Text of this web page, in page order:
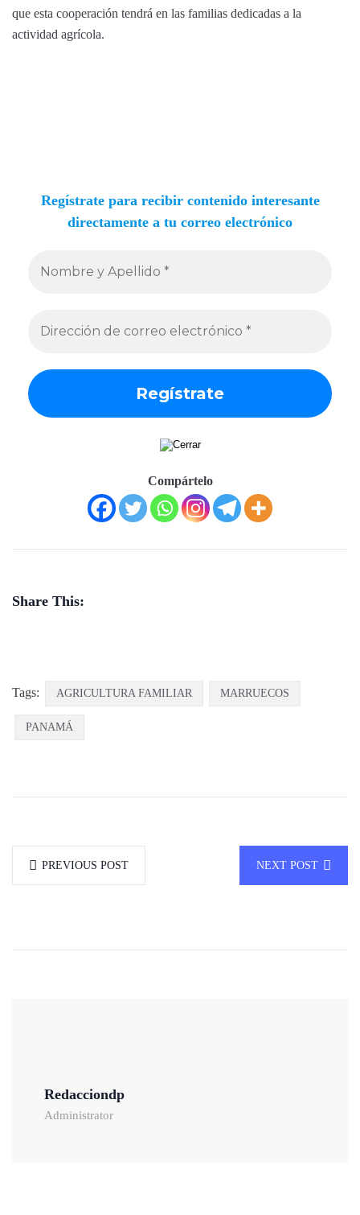
que esta cooperación tendrá en las familias dedicadas a la
actividad agrícola.
Regístrate para recibir contenido interesante
directamente a tu correo electrónico
Compártelo
Share This:
Tags: AGRICULTURA FAMILIAR MARRUECOS
PANAMÁ
PREVIOUS POST NEXT POST
Redacciondp
Administrator